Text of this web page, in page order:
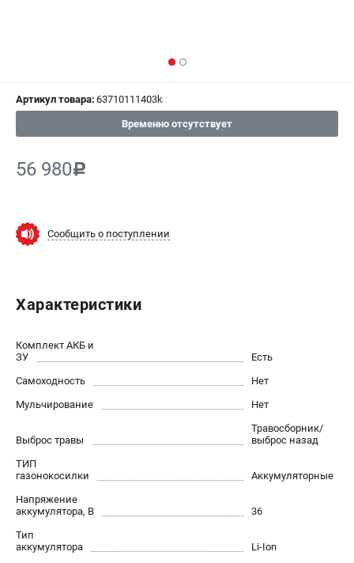
МАГАЗИНЫ
)
СРАВНЕНИЕ ( 0 )
Нашли дешевле?
Политика обработки персональных данных
ИНФОРМАЦИЯ
О компании
Новости
Как нас найти
Пользовательское соглашение
Способы оплаты
Аэраторы и скарификаторы
Артикул товара: 63710111403k
Временно отсутствует
56 980c
Сообщить о поступлении
Характеристики
Комплект АКБ и
ЗУ
Есть
Самоходность
Нет
Мульчирование
Нет
Выброс травы
Травосборник/
выброс назад
ТИП
газонокосилки
Аккумуляторные
Напряжение
аккумулятора, В
36
Тип
аккумулятора
Li-Ion